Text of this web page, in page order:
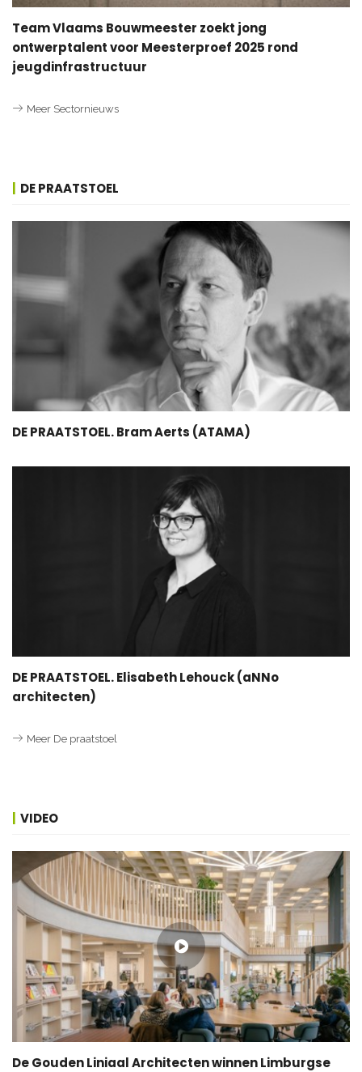
Team Vlaams Bouwmeester zoekt jong
ontwerptalent voor Meesterproef 2025 rond
jeugdinfrastructuur
Meer Sectornieuws
DE PRAATSTOEL
DE PRAATSTOEL. Bram Aerts (ATAMA)
DE PRAATSTOEL. Elisabeth Lehouck (aNNo
architecten)
Meer De praatstoel
VIDEO
De Gouden Liniaal Architecten winnen Limburgse